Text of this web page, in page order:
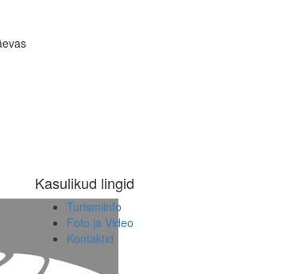
Kasulikud lingid
Turismiinfo
Foto ja Video
Kontaktid